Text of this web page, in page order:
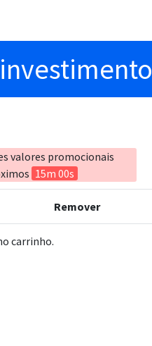
valores promocionais
15m 00s
Remover
carrinho.